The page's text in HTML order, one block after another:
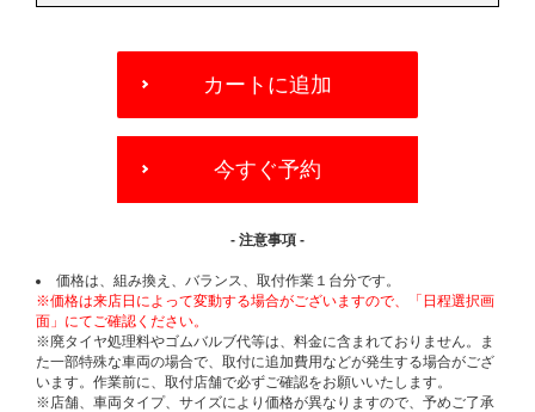
OPTIONS
カートに追加
今すぐ予約
- 注意事項 -
価格は、組み換え、バランス、取付作業１台分です。
※価格は来店日によって変動する場合がございますので、「日程選択画
面」にてご確認ください。
※廃タイヤ処理料やゴムバルブ代等は、料金に含まれておりません。ま
た一部特殊な車両の場合で、取付に追加費用などが発生する場合がござ
います。作業前に、取付店舗で必ずご確認をお願いいたします。
※店舗、車両タイプ、サイズにより価格が異なりますので、予めご了承